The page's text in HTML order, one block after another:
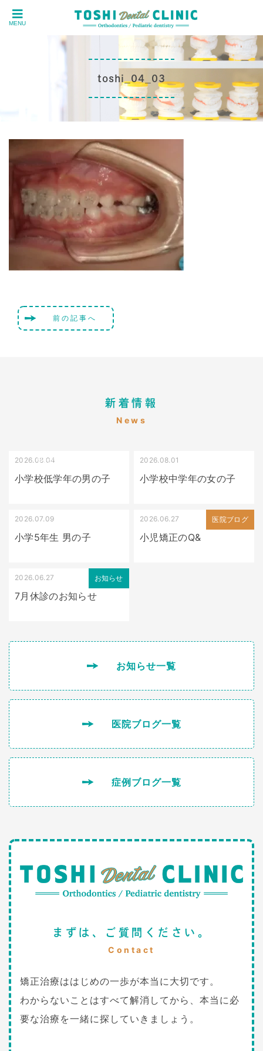
MENU
toshi_04_03
前の記事へ
新着情報
News
受け口（しゃくれている）
2026.08.04
小学校低学年の男の子
2026.08.01
小学校中学年の女の子
2026.07.09
小学5年生 男の子
医院ブログ
2026.06.27
小児矯正のQ&
お知らせ
2026.06.27
7月休診のお知らせ
お知らせ一覧
医院ブログ一覧
症例ブログ一覧
まずは、ご質問ください。
Contact
矯正治療ははじめの一歩が本当に大切です。
わからないことはすべて解消してから、本当に必
要な治療を一緒に探していきましょう。